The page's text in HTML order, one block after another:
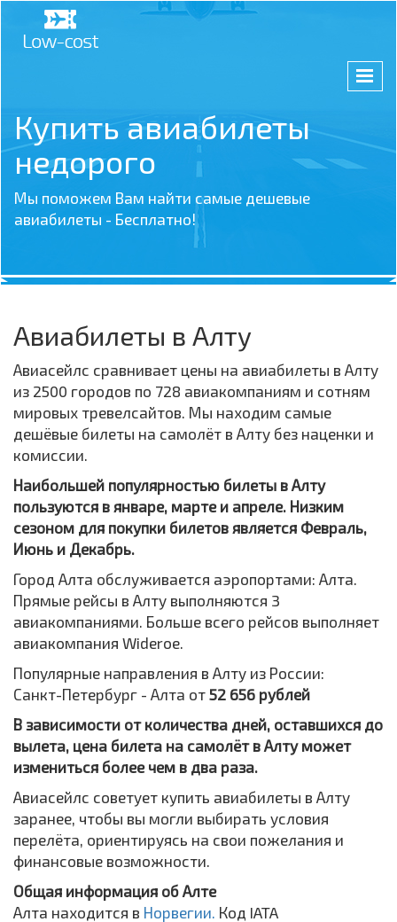
Купить авиабилеты
недорого
Мы поможем Вам найти самые дешевые
авиабилеты - Бесплатно!
Авиабилеты в Алту
Авиасейлс сравнивает цены на авиабилеты в Алту
из 2500 городов по 728 авиакомпаниям и сотням
мировых тревелсайтов. Мы находим самые
дешёвые билеты на самолёт в Алту без наценки и
комиссии.
Наибольшей популярностью билеты в Алту
пользуются в январе, марте и апреле. Низким
сезоном для покупки билетов является Февраль,
Июнь и Декабрь.
Город Алта обслуживается аэропортами: Алта.
Прямые рейсы в Алту выполняются 3
авиакомпаниями. Больше всего рейсов выполняет
авиакомпания Wideroe.
Популярные направления в Алту из России:
Санкт-Петербург - Алта от 52 656 рублей
В зависимости от количества дней, оставшихся до
вылета, цена билета на самолёт в Алту может
измениться более чем в два раза.
Авиасейлс советует купить авиабилеты в Алту
заранее, чтобы вы могли выбирать условия
перелёта, ориентируясь на свои пожелания и
финансовые возможности.
Общая информация об Алте
Алта находится в Норвегии. Код IATA